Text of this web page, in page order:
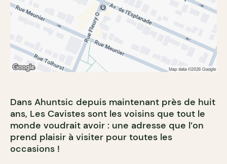
Dans Ahuntsic depuis maintenant près de huit
ans, Les Cavistes sont les voisins que tout le
monde voudrait avoir : une adresse que l’on
prend plaisir à visiter pour toutes les
occasions !